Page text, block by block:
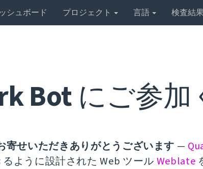
シュボード プロジェクト 言語 検査結
Bot にご参加
寄せいただきありがとうございます —
ように設計された Web ツール Weblate